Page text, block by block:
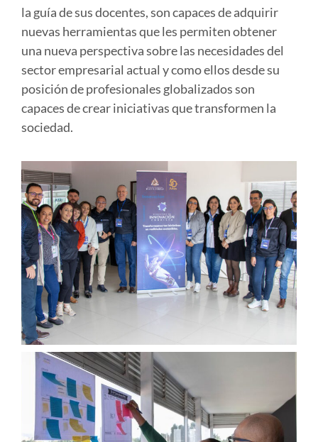
la guía de sus docentes, son capaces de adquirir
nuevas herramientas que les permiten obtener
una nueva perspectiva sobre las necesidades del
sector empresarial actual y como ellos desde su
posición de profesionales globalizados son
capaces de crear iniciativas que transformen la
sociedad.